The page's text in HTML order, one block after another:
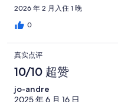
2026 年 2 月入住 1 晚
0
真实点评
10/10 超赞
jo-andre